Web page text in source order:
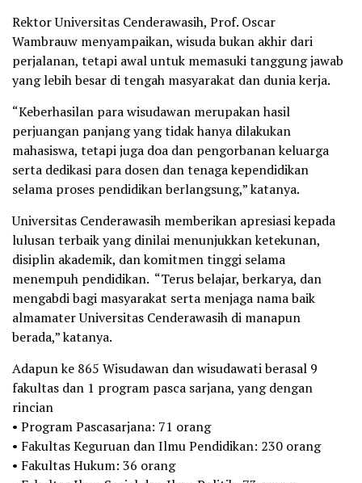
Rektor Universitas Cenderawasih, Prof. Oscar
Wambrauw menyampaikan, wisuda bukan akhir dari
perjalanan, tetapi awal untuk memasuki tanggung jawab
yang lebih besar di tengah masyarakat dan dunia kerja.
“Keberhasilan para wisudawan merupakan hasil
perjuangan panjang yang tidak hanya dilakukan
mahasiswa, tetapi juga doa dan pengorbanan keluarga
serta dedikasi para dosen dan tenaga kependidikan
selama proses pendidikan berlangsung,” katanya.
Universitas Cenderawasih memberikan apresiasi kepada
lulusan terbaik yang dinilai menunjukkan ketekunan,
disiplin akademik, dan komitmen tinggi selama
menempuh pendidikan. “Terus belajar, berkarya, dan
mengabdi bagi masyarakat serta menjaga nama baik
almamater Universitas Cenderawasih di manapun
berada,” katanya.
Adapun ke 865 Wisudawan dan wisudawati berasal 9
fakultas dan 1 program pasca sarjana, yang dengan
rincian
• Program Pascasarjana: 71 orang
• Fakultas Keguruan dan Ilmu Pendidikan: 230 orang
• Fakultas Hukum: 36 orang